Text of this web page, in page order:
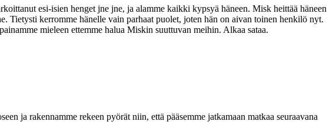
esi-isien henget jne jne, ja alamme kaikki kypsyä häneen. Misk heittää häneen
Tietysti kerromme hänelle vain parhaat puolet, joten hän on aivan toinen henkilö nyt.
mieleen ettemme halua Miskin suuttuvan meihin. Alkaa sataa.
ja rakennamme rekeen pyörät niin, että pääsemme jatkamaan matkaa seuraavana